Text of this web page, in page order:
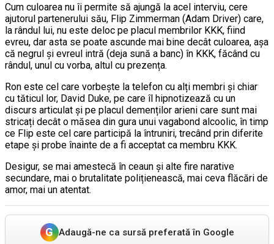
Cum culoarea nu îi permite să ajungă la acel interviu, cere
ajutorul partenerului său, Flip Zimmerman (Adam Driver) care,
la rândul lui, nu este deloc pe placul membrilor KKK, fiind
evreu, dar asta se poate ascunde mai bine decât culoarea, așa
că negrul și evreul intră (deja sună a banc) în KKK, făcând cu
rândul, unul cu vorba, altul cu prezența.
Ron este cel care vorbește la telefon cu alți membri și chiar
cu tăticul lor, David Duke, pe care îl hipnotizează cu un
discurs articulat și pe placul demenților arieni care sunt mai
stricați decât o măsea din gura unui vagabond alcoolic, în timp
ce Flip este cel care participă la întruniri, trecând prin diferite
etape și probe înainte de a fi acceptat ca membru KKK.
Desigur, se mai amestecă în ceaun și alte fire narative
secundare, mai o brutalitate polițienească, mai ceva flăcări de
amor, mai un atentat.
G Adaugă-ne ca sursă preferată în Google